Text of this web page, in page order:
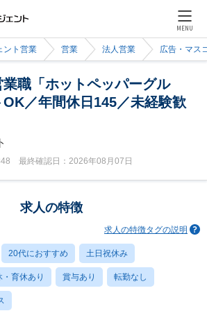
MENU
ント営業 営業 法人営業 広告・マス
業職「ホットペッパーグル
／年間休日145／未経験歓
最終確認日：2026年08月07日
求人の特徴
求人の特徴タグの説明
20代におすすめ 土日祝休み
・育休あり 賞与あり 転勤なし